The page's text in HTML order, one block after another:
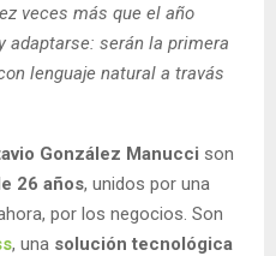
veces más que el año
adaptarse: serán la primera
lenguaje natural a travás
González Manucci son
26 años, unidos por una
por los negocios. Son
, una solución tecnológica